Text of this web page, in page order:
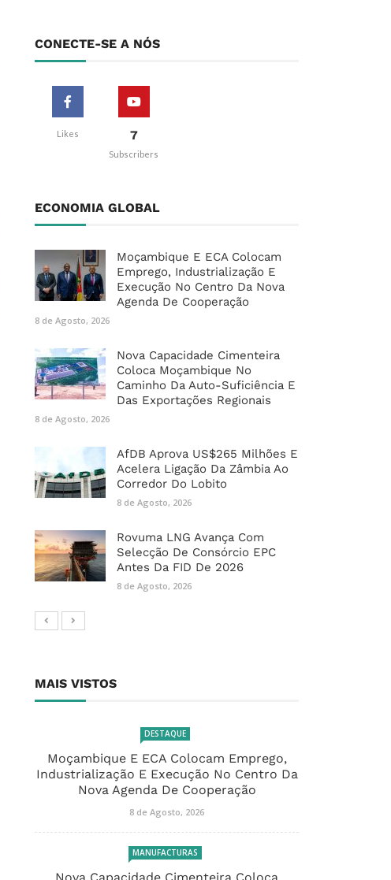
CONECTE-SE A NÓS
Likes 7
Subscribers
ECONOMIA GLOBAL
Moçambique E ECA Colocam
Emprego, Industrialização E
Execução No Centro Da Nova
Agenda De Cooperação
8 de Agosto, 2026
Nova Capacidade Cimenteira
Coloca Moçambique No
Caminho Da Auto-Suficiência E
Das Exportações Regionais
8 de Agosto, 2026
AfDB Aprova US$265 Milhões E
Acelera Ligação Da Zâmbia Ao
Corredor Do Lobito
8 de Agosto, 2026
Rovuma LNG Avança Com
Selecção De Consórcio EPC
Antes Da FID De 2026
8 de Agosto, 2026
MAIS VISTOS
DESTAQUE
Moçambique E ECA Colocam Emprego,
Industrialização E Execução No Centro Da
Nova Agenda De Cooperação
8 de Agosto, 2026
MANUFACTURAS